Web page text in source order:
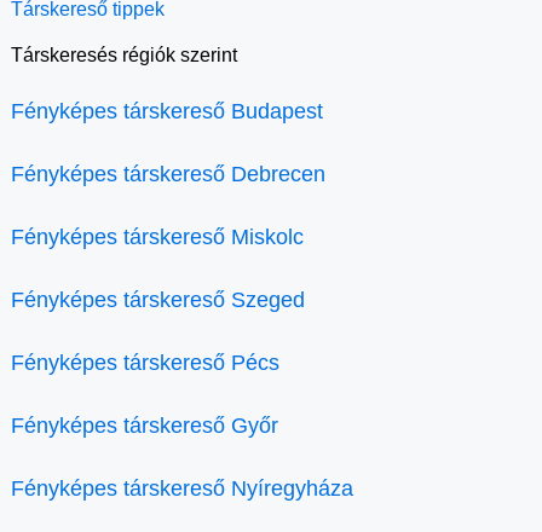
Társkereső tippek
Társkeresés régiók szerint
Fényképes társkereső Budapest
Fényképes társkereső Debrecen
Fényképes társkereső Miskolc
Fényképes társkereső Szeged
Fényképes társkereső Pécs
Fényképes társkereső Győr
Fényképes társkereső Nyíregyháza